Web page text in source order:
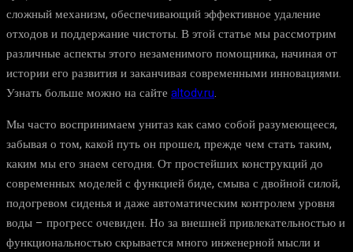
сложный механизм, обеспечивающий эффективное удаление
отходов и поддержание чистоты. В этой статье мы рассмотрим
различные аспекты этого незаменимого помощника, начиная от
истории его развития и заканчивая современными инновациями.
Узнать больше можно на сайте altodv.ru.
Мы часто воспринимаем унитаз как само собой разумеющееся,
забывая о том, какой путь он прошел, прежде чем стать таким,
каким мы его знаем сегодня. От простейших конструкций до
современных моделей с функцией биде, смыва с двойной силой,
подогревом сиденья и даже автоматическим контролем уровня
воды – прогресс очевиден. Но за внешней привлекательностью и
функциональностью скрывается много инженерной мысли и